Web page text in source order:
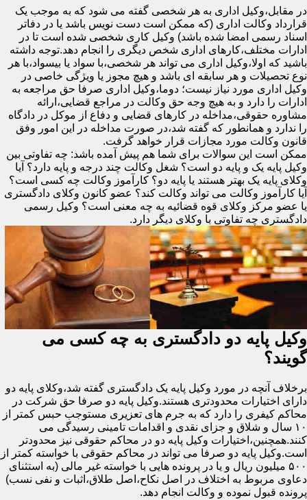
در مقابل،وکیل اداری به هر شخصی گفته می شود که به موجب یک
قرارداد وکالت اداری (که ممکن است دست نویس باشد یا در دفاتر
اسناد رسمی امضا شده باشد) وکیل کاری شخصی شده است تا در
ادارات مختلف،کارهای اداری شخص دیگری را انجام دهد.توجه داشته
باشید که اولا،وکیل اداری می تواند هر شخصی،با سواد یا بیسواد،با هر
نوع تحصیلات و هر سابقه ای باشد و هیچ مجوز یا ویژگی خاصی در
وکیل اداری مورد نیاز نیست؛ دوما،وکیل اداری صرفا حق مراجعه به
ادارات را دارد و به هیچ وجه حق وکالت در مراجع قضایی،ارائه
مشاوره حقوقی،مداخله در کارهای قضایی و دفاع از موکل در دادگاه
را ندارد و همانطور که گفته شد،در صورت مداخله در این امور وفق
قانون وکالت مورد مجازات قرار خواهد گرفت.
ممکن است این سوالات برای شما هم پیش آمده باشد: چه تفاوتی بین
وکیل پایه یک و پایه دو است؟ شغل وکالت چند درجه و پایه دارد؟ آیا
وکلای پایه یک بهتر هستند یا پایه دو؟ کارآموز وکالت چه کسی است؟
آیا کارآموز وکالت می تواند وکالت کند؟ عضو کانون وکلای دادگستری
یا عضو مرکز وکلای قوه قضائیه به چه معنی است؟ وکیل رسمی
دادگستری چه تفاوتی با وکلای دیگر دارد.
وکیل پایه دو دادگستری به چه کسی می
گویند؟
برخلاف آنچه در مورد وکیل پایه یک دادگستری گفته شد،وکلای پایه دو
دارای اختیارات محدودتری هستند.وکیل پایه دو صرفا حق شرکت در
محاکم کیفری را دارد که به جرم های تعزیری مستوجب حبس کمتر از
۱۰ سال و شلاق و جزای نقدی و اقدامات تامینی رسیدگی می
کنند.همچنین،اختیارات وکیل پایه دو در محاکم حقوقی نیز محدودتر
است.وکیل پایه دو صرفا می تواند در محاکم حقوقی با خواسته کمتر از
۵۰۰ میلیون ریال و یا در پرونده هایی با خواسته غیر مالی (به استثنای
دعاوی مربوط به اختلاف در اصل نکاح،اصل طلاق،اثبات و نفی نسب)
پرونده قبول نموده و وکالت انجام دهد.